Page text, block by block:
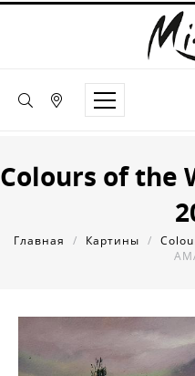
Colours of the
Главная / Картины /